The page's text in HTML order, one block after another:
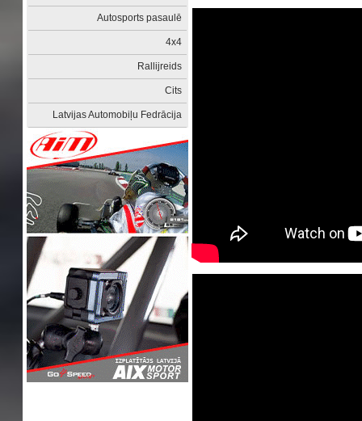
Autosports pasaulē
4x4
Rallijreids
Cits
Latvijas Automobiļu Fedrācija